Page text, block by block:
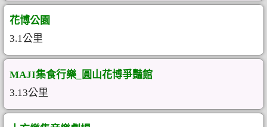
花博公園
3.1公里
MAJI集食行樂_圓山花博爭豔館
3.13公里